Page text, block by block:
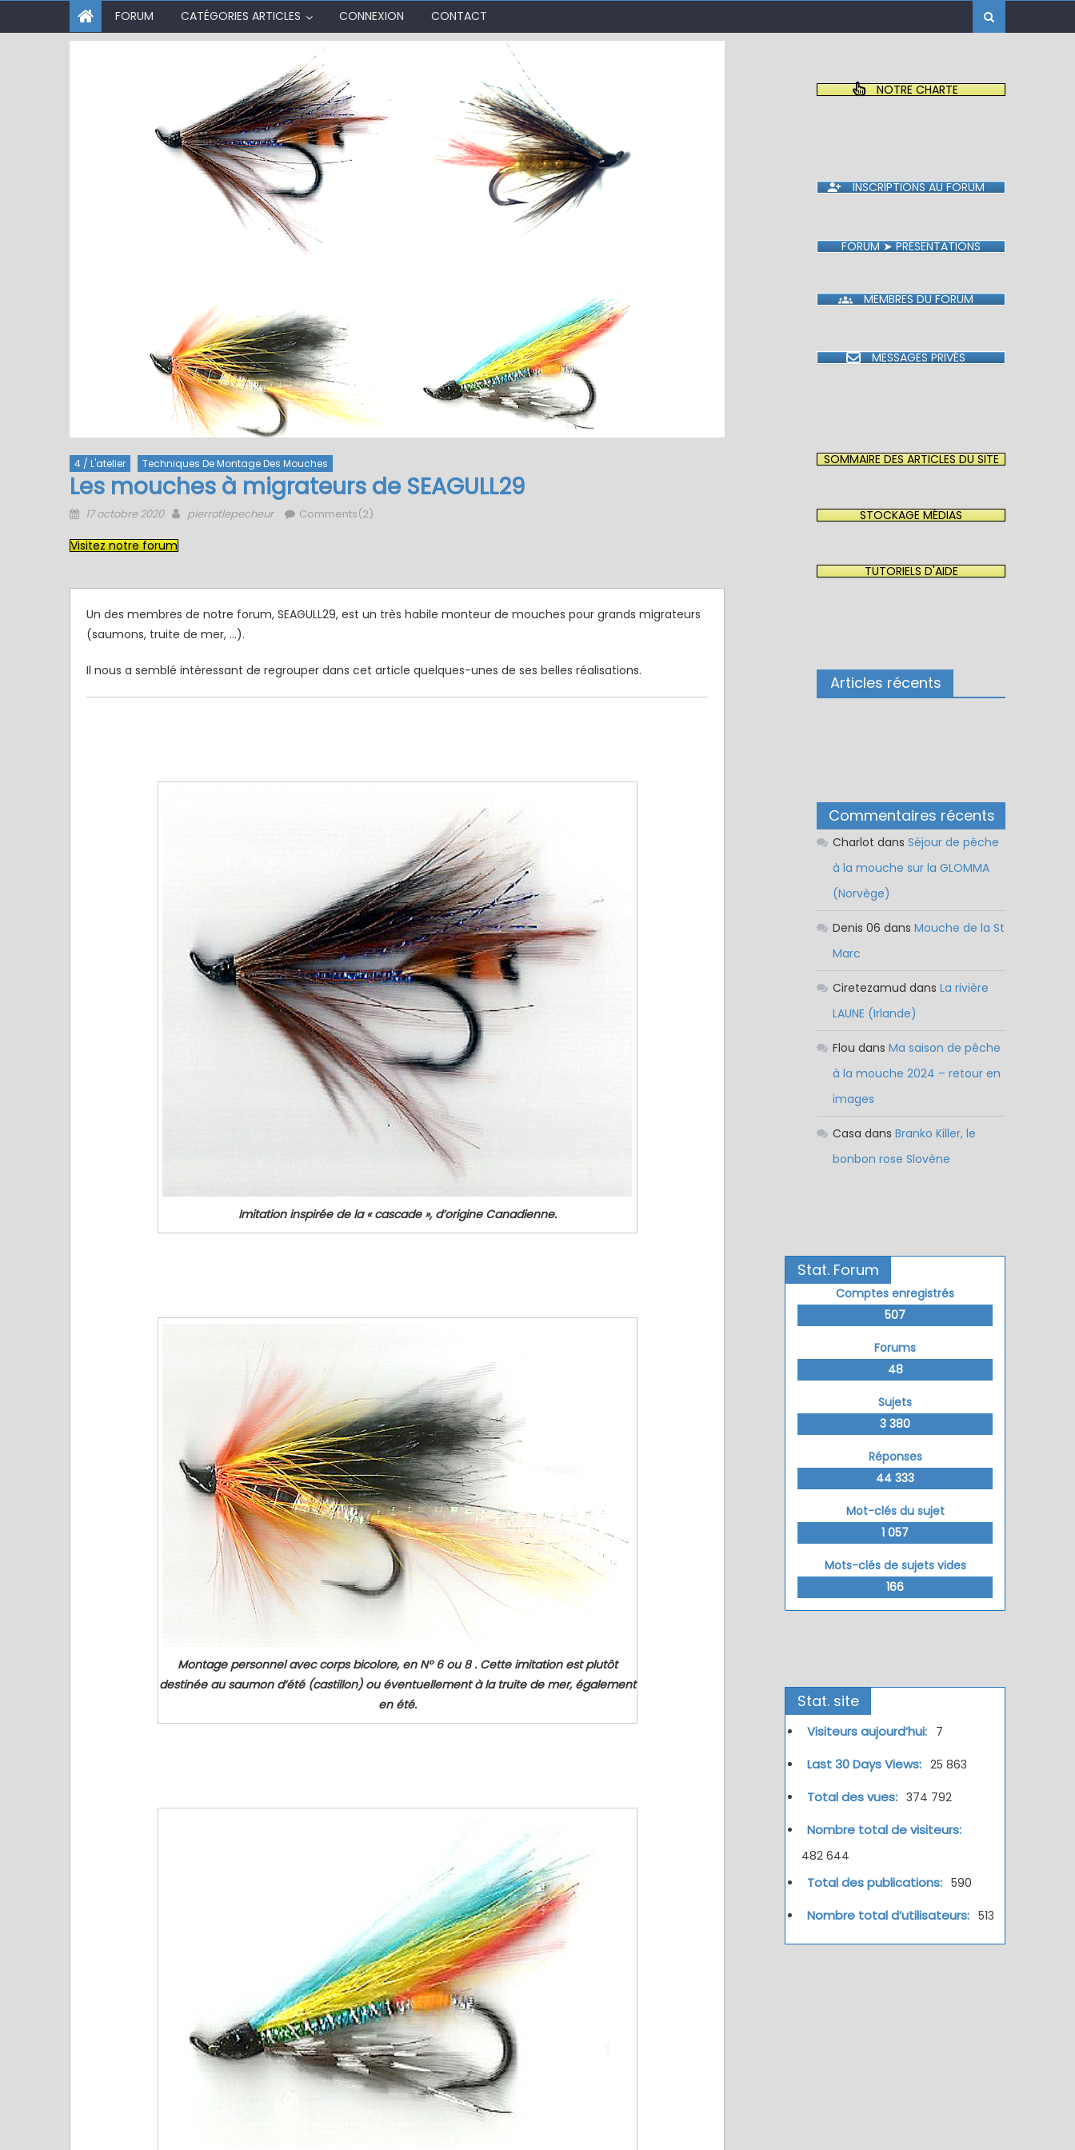
FORUM CATÉGORIES ARTICLES CONNEXION CONTACT
4 / L'atelier Techniques De Montage Des Mouches
Les mouches à migrateurs de SEAGULL29
Posted
17 octobre 2020 Author
pierrotlepecheur Comments(2)
Visitez notre forum
Un des membres de notre forum, SEAGULL29, est un très habile monteur de mouches pour grands migrateurs
(saumons, truite de mer, …).
Il nous a semblé intéressant de regrouper dans cet article quelques-unes de ses belles réalisations.
Imitation inspirée de la « cascade », d’origine Canadienne.
Montage personnel avec corps bicolore, en N° 6 ou 8 . Cette imitation est plutôt
destinée au saumon d’été (castillon) ou éventuellement à la truite de mer, également
en été.
NOTRE CHARTE
INSCRIPTIONS AU FORUM
FORUM ➤ PRÉSENTATIONS
MEMBRES DU FORUM
MESSAGES PRIVÉS
SOMMAIRE DES ARTICLES DU SITE
STOCKAGE MÉDIAS
TUTORIELS D'AIDE
Articles récents
Commentaires récents
Charlot dansSéjour de pêche
à la mouche sur la GLOMMA
(Norvège)
Denis 06 dansMouche de la St
Marc
Ciretezamud dansLa rivière
LAUNE (Irlande)
Flou dansMa saison de pêche
à la mouche 2024 – retour en
images
Casa dansBranko Killer, le
bonbon rose Slovène
Stat. Forum
Comptes enregistrés
507
Forums
48
Sujets
3 380
Réponses
44 333
Mot-clés du sujet
1 057
Mots-clés de sujets vides
166
Stat. site
Visiteurs aujourd’hui: 7
Last 30 Days Views: 25 863
Total des vues: 374 792
Nombre total de visiteurs:
482 644
Total des publications: 590
Nombre total d’utilisateurs: 513